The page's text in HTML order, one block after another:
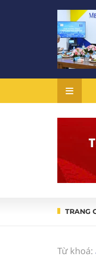
TRANG
Từ khoá: